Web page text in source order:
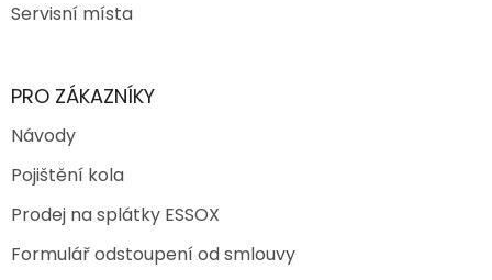
Servisní místa
PRO ZÁKAZNÍKY
Návody
Pojištění kola
Prodej na splátky ESSOX
Formulář odstoupení od smlouvy